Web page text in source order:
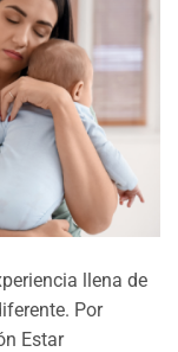
llena de
Por
Estar